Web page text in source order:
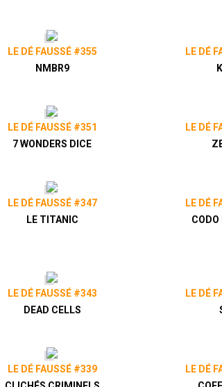
LE DÉ FAUSSÉ #355
NMBR9
LE DÉ
LE DÉ FAUSSÉ #351
7 WONDERS DICE
LE DÉ
LE DÉ FAUSSÉ #347
LE TITANIC
LE DÉ
CODO
LE DÉ FAUSSÉ #343
DEAD CELLS
LE DÉ
LE DÉ FAUSSÉ #339
LE DÉ